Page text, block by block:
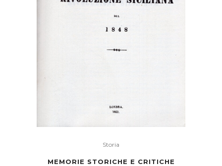
Storia
MEMORIE STORICHE E CRITICHE